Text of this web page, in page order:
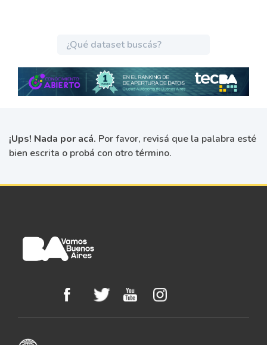
¡Ups! Nada por acá. Por favor, revisá que la palabra esté
bien escrita o probá con otro término.